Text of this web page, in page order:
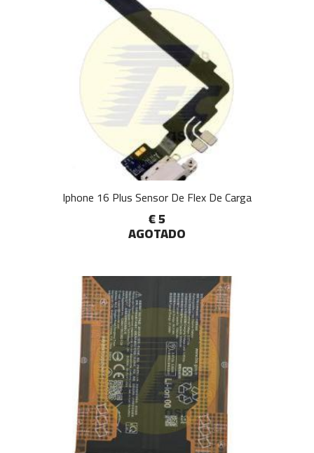
Iphone 16 Plus Sensor De Flex De Carga
€ 5
AGOTADO